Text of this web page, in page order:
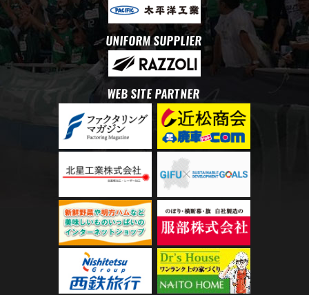
UNIFORM SUPPLIER
WEB SITE PARTNER